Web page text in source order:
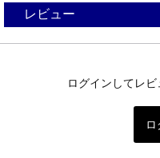
レビュー
ログインしてレビ